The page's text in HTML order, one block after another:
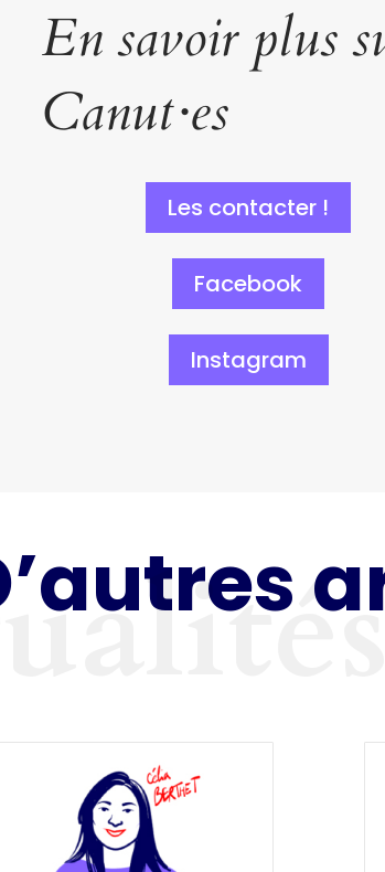
En savoir plus
Canut·es
Les contacter !
Facebook
Instagram